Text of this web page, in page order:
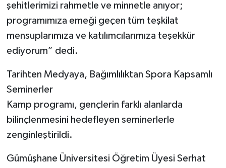
şehitlerimizi rahmetle ve minnetle anıyor;
programımıza emeği geçen tüm teşkilat
mensuplarımıza ve katılımcılarımıza teşekkür
ediyorum” dedi.
Tarihten Medyaya, Bağımlılıktan Spora Kapsamlı
Seminerler
Kamp programı, gençlerin farklı alanlarda
bilinçlenmesini hedefleyen seminerlerle
zenginleştirildi.
Gümüşhane Üniversitesi Öğretim Üyesi Serhat